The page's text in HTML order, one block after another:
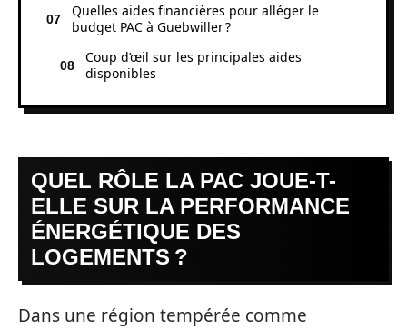
Quelles aides financières pour alléger le
budget PAC à Guebwiller ?
Coup d’œil sur les principales aides
disponibles
QUEL RÔLE LA PAC JOUE-T-
ELLE SUR LA PERFORMANCE
ÉNERGÉTIQUE DES
LOGEMENTS ?
Dans une région tempérée comme